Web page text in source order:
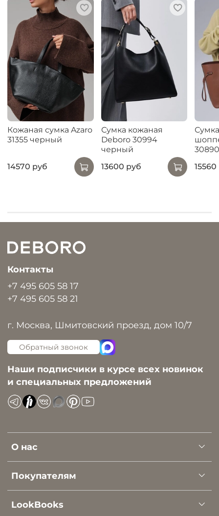
Кожаная сумка Azaro
31355 черный
14570 руб
Сумка кожаная
Deboro 30994
черный
13600 руб
О нас
Покупателям
LookBooks
Контакты
+7 495 605 58 17
+7 495 605 58 21
г. Москва, Шмитовский проезд, дом 10/7
Обратный звонок
Наши подписчики в курсе всех новинок
и специальных предложений